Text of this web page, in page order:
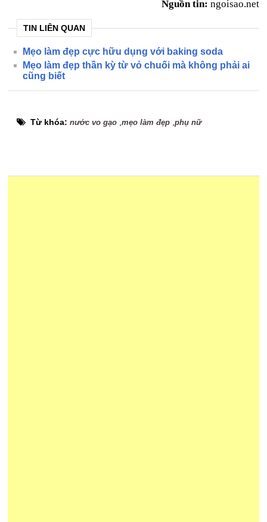
Nguồn tin: ngoisao.net
TIN LIÊN QUAN
Mẹo làm đẹp cực hữu dụng với baking soda
Mẹo làm đẹp thần kỳ từ vỏ chuối mà không phải ai
cũng biết
Từ khóa:nước vo gạo ,mẹo làm đẹp ,phụ nữ